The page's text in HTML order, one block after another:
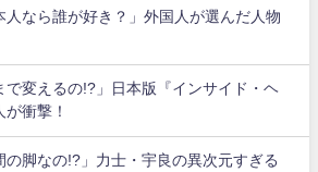
人なら誰が好き？」外国人が選んだ人物
で変えるの!?」日本版『インサイド・ヘ
衝撃！
の脚なの!?」力士・宇良の異次元すぎる